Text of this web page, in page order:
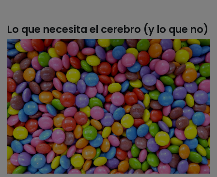
Lo que necesita el cerebro (y lo que no)